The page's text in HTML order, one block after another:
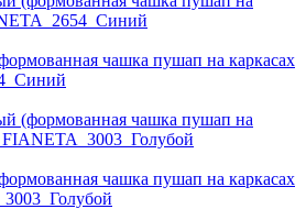
чашка пушап на каркасах
чашка пушап на каркасах